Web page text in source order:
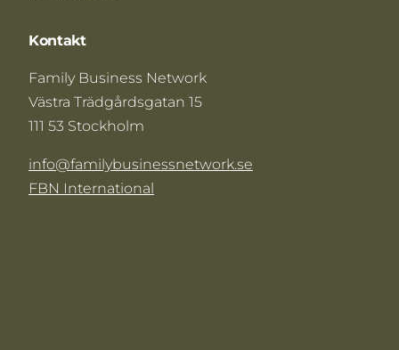
Kontakt
Family Business Network
Västra Trädgårdsgatan 15
111 53 Stockholm
info@familybusinessnetwork.se
FBN International